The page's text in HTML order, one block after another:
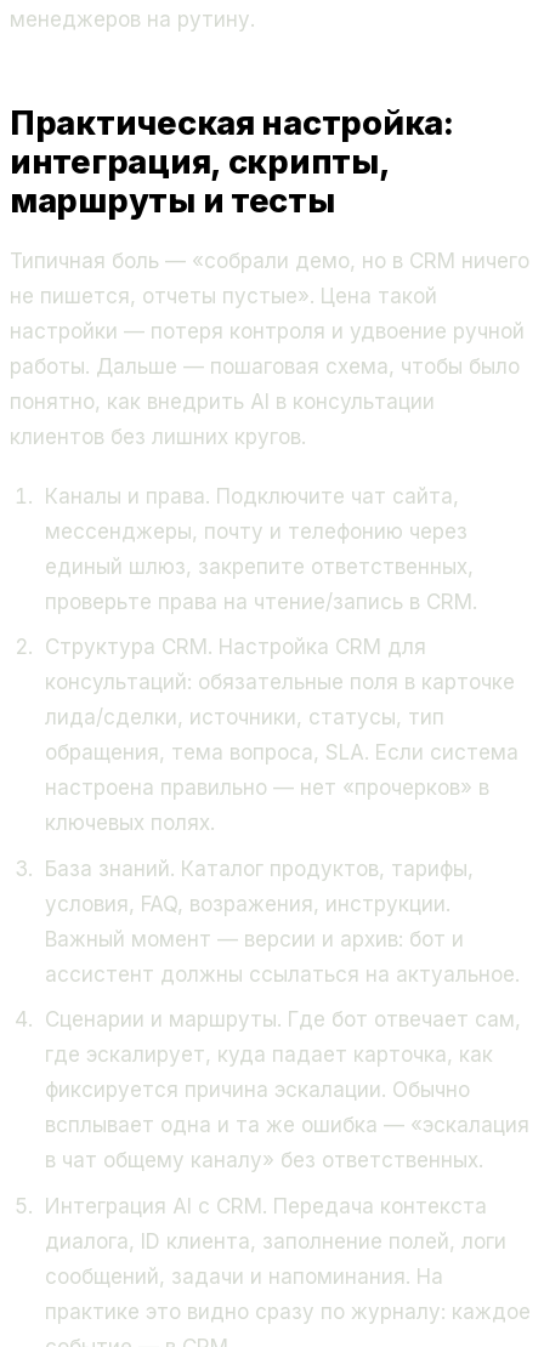
менеджеров на рутину.
Практическая настройка:
интеграция, скрипты,
маршруты и тесты
Типичная боль — «собрали демо, но в CRM ничего
не пишется, отчеты пустые». Цена такой
настройки — потеря контроля и удвоение ручной
работы. Дальше — пошаговая схема, чтобы было
понятно, как внедрить AI в консультации
клиентов без лишних кругов.
Каналы и права. Подключите чат сайта,
мессенджеры, почту и телефонию через
единый шлюз, закрепите ответственных,
проверьте права на чтение/запись в CRM.
Структура CRM. Настройка CRM для
консультаций: обязательные поля в карточке
лида/сделки, источники, статусы, тип
обращения, тема вопроса, SLA. Если система
настроена правильно — нет «прочерков» в
ключевых полях.
База знаний. Каталог продуктов, тарифы,
условия, FAQ, возражения, инструкции.
Важный момент — версии и архив: бот и
ассистент должны ссылаться на актуальное.
Сценарии и маршруты. Где бот отвечает сам,
где эскалирует, куда падает карточка, как
фиксируется причина эскалации. Обычно
всплывает одна и та же ошибка — «эскалация
в чат общему каналу» без ответственных.
Интеграция AI с CRM. Передача контекста
диалога, ID клиента, заполнение полей, логи
сообщений, задачи и напоминания. На
практике это видно сразу по журналу: каждое